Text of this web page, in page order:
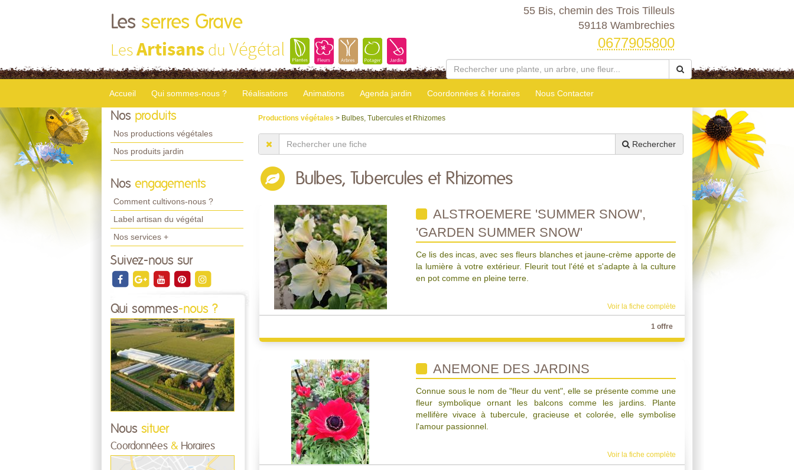
Les serres Grave
LesArtisans du Végétal
55 Bis, chemin des Trois Tilleuls
59118 Wambrechies
0677905800
Accueil Qui sommes-nous ? Réalisations Animations Agenda jardin Coordonnées & Horaires Nous Contacter
Nos produits
Nos productions végétales
Nos produits jardin
Nos engagements
Comment cultivons-nous ?
Label artisan du végétal
Nos services +
Suivez-nous sur
Qui sommes-nous ?
Nous situer
Coordonnées & Horaires
Productions végétales > Bulbes, Tubercules et Rhizomes
Rechercher
Bulbes, Tubercules et Rhizomes
ALSTROEMERE 'SUMMER SNOW',
'GARDEN SUMMER SNOW'
Ce lis des incas, avec ses fleurs blanches et jaune-crème apporte de
la lumière à votre extérieur. Fleurit tout l'été et s'adapte à la culture
en pot comme en pleine terre.
Voir la fiche complète
1 offre
ANEMONE DES JARDINS
Connue sous le nom de "fleur du vent", elle se présente comme une
fleur symbolique ornant les balcons comme les jardins. Plante
mellifère vivace à tubercule, gracieuse et colorée, elle symbolise
l'amour passionnel.
Voir la fiche complète